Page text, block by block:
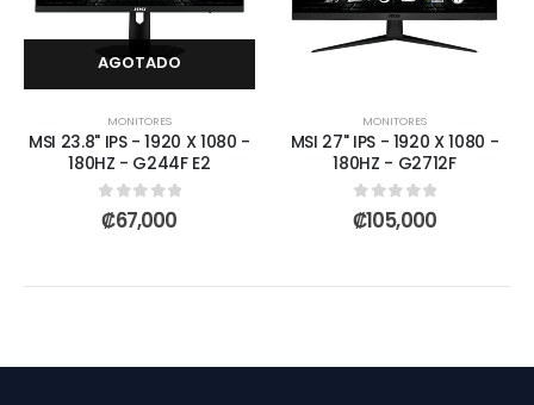
AGOTADO
MONITORES
MSI 23.8" IPS - 1920 X 1080 -
180HZ - G244F E2
0out of 5
₡67,000
MONITORES
MSI 27" IPS - 1920 X 1080 -
180HZ - G2712F
0out of 5
₡105,000